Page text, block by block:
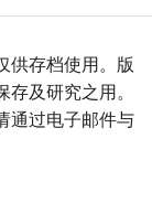
供存档使用。版
及研究之用。
通过电子邮件与